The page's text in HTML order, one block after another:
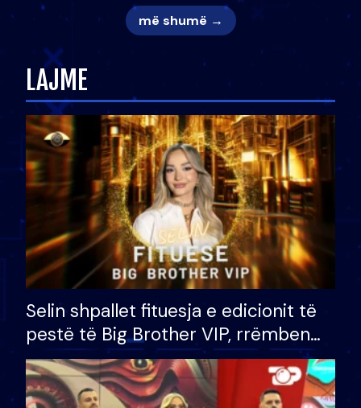
më shumë →
LAJME
Selin shpallet fituesja e edicionit të
pestë të Big Brother VIP, rrëmben
çmimin e madh prej 100 mijë eurosh